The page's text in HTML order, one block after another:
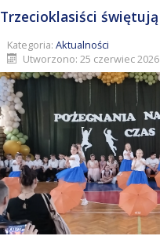
Trzecioklasiści świętują
Kategoria: Aktualności
Utworzono: 25 czerwiec 2026